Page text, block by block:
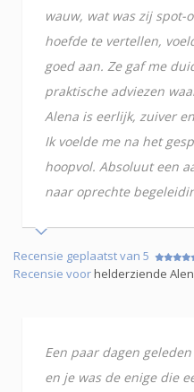
wauw, wat was zij spot-
hoefde te vertellen,
goed aan. Ze gaf me
praktische adviezen
Alena is eerlijk, zuiver
Ik voelde me na het
hoopvol. Absoluut een
naar oprechte
Recensie geplaatst van 5
Recensie voorhelderziende
Een paar dagen
en je was de enige die